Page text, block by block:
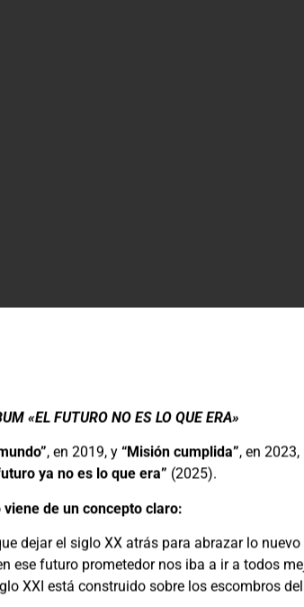
«EL FUTURO NO ES LO QUE ERA»
, en 2019, y“Misión cumplida”, en
ya no es lo que era” (2025).
de un concepto claro:
dejar el siglo XX atrás para abrazar lo
ese futuro prometedor nos iba a ir a todos
XXI está construido sobre los escombros del